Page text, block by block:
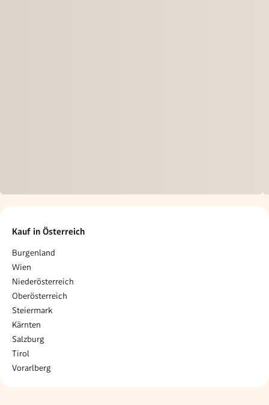
Kauf in Österreich
Burgenland
Wien
Niederösterreich
Oberösterreich
Steiermark
Kärnten
Salzburg
Tirol
Vorarlberg